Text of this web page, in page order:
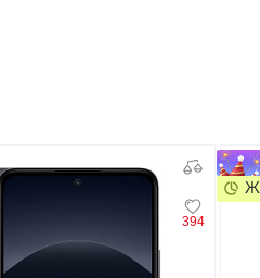
394